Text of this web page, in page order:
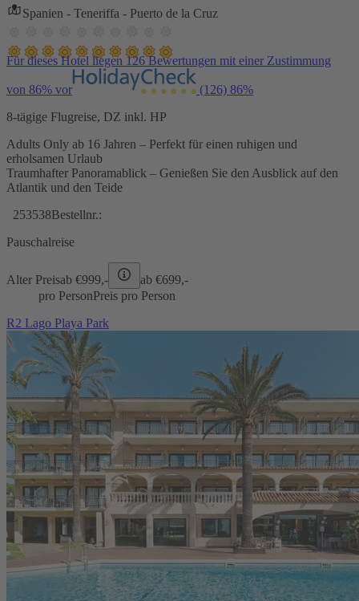
Spanien - Teneriffa - Puerto de la Cruz
Für dieses Hotel liegen 126 Bewertungen mit einer Zustimmung
von 86% vor (126) 86%
8-tägige Flugreise, DZ inkl. HP
Adults Only ab 16 Jahren – Perfekt für einen ruhigen und
erholsamen Urlaub
Traumhafter Panoramablick – Genießen Sie den Ausblick auf den
Atlantik und den Teide
253538Bestellnr.:
Pauschalreise
Alter Preisab €999,- ab €699,-
pro PersonPreis pro Person
R2 Lago Playa Park